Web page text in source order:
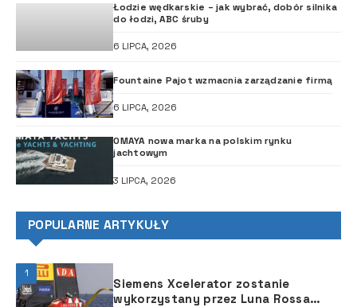
Łodzie wędkarskie – jak wybrać, dobór silnika
do łodzi, ABC śruby
6 LIPCA, 2026
Fountaine Pajot wzmacnia zarządzanie firmą
6 LIPCA, 2026
OMAYA nowa marka na polskim rynku
jachtowym
3 LIPCA, 2026
POPULARNE ARTYKUŁY
1
Siemens Xcelerator zostanie
wykorzystany przez Luna Rossa